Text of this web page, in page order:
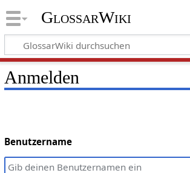
GlossarWiki
Anmelden
Benutzername